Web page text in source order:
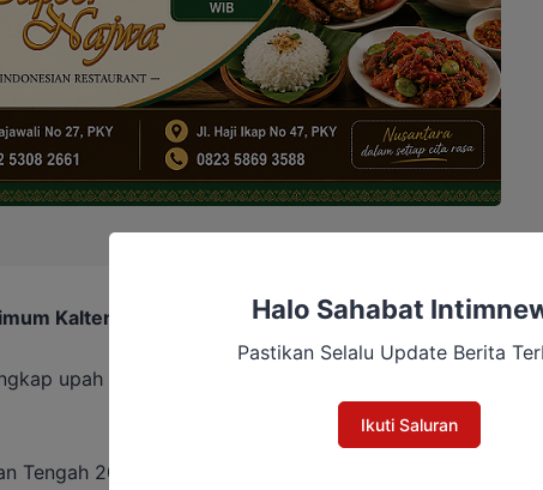
Kalteng 2026
upah minimum terbaru di Kalimantan Tengah tahun
Tengah 2026: Rp3.686.138
Halo Sahabat
Pastikan Selalu Update Berita
Ikuti Saluran